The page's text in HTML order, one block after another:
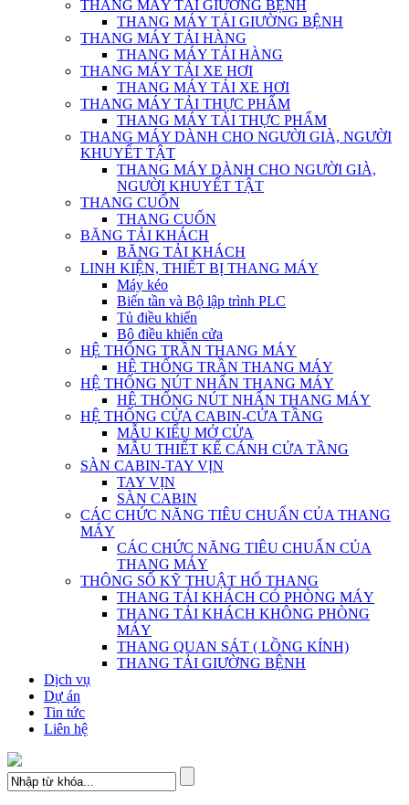
THANG MÁY TẢI GIƯỜNG BỆNH
THANG MÁY TẢI GIƯỜNG BỆNH
THANG MÁY TẢI HÀNG
THANG MÁY TẢI HÀNG
THANG MÁY TẢI XE HƠI
THANG MÁY TẢI XE HƠI
THANG MÁY TẢI THỰC PHẨM
THANG MÁY TẢI THỰC PHẨM
THANG MÁY DÀNH CHO NGƯỜI GIÀ, NGƯỜI
KHUYẾT TẬT
THANG MÁY DÀNH CHO NGƯỜI GIÀ,
NGƯỜI KHUYẾT TẬT
THANG CUỐN
THANG CUỐN
BĂNG TẢI KHÁCH
BĂNG TẢI KHÁCH
LINH KIỆN, THIẾT BỊ THANG MÁY
Máy kéo
Biến tần và Bộ lập trình PLC
Tủ điều khiển
Bộ điều khiển cửa
HỆ THỐNG TRẦN THANG MÁY
HỆ THỐNG TRẦN THANG MÁY
HỆ THỐNG NÚT NHẤN THANG MÁY
HỆ THỐNG NÚT NHẤN THANG MÁY
HỆ THỐNG CỬA CABIN-CỬA TẦNG
MẪU KIỂU MỞ CỬA
MẪU THIẾT KẾ CÁNH CỬA TẦNG
SÀN CABIN-TAY VỊN
TAY VỊN
SÀN CABIN
CÁC CHỨC NĂNG TIÊU CHUẨN CỦA THANG
MÁY
CÁC CHỨC NĂNG TIÊU CHUẨN CỦA
THANG MÁY
THÔNG SỐ KỸ THUẬT HỐ THANG
THANG TẢI KHÁCH CÓ PHÒNG MÁY
THANG TẢI KHÁCH KHÔNG PHÒNG
MÁY
THANG QUAN SÁT ( LỒNG KÍNH)
THANG TẢI GIƯỜNG BỆNH
Dịch vụ
Dự án
Tin tức
Liên hệ